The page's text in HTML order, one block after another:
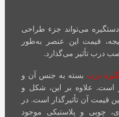
دستگیره می‌تواند جزء طراحی
قیمت این عنصر به‌طور
درب تأثیر می‌گذارد.
درب بسته به جنس آن و
است. علاوه بر این، شکل و
قیمت آن تأثیرگذار است. در
چوبی و پلاستیکی موجود